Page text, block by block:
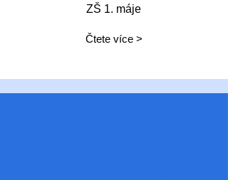
ZŠ 1. máje
Čtete více >